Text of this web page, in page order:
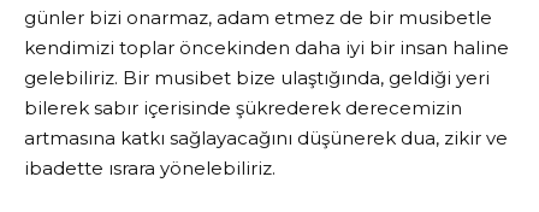
günler bizi onarmaz, adam etmez de bir musibetle
kendimizi toplar öncekinden daha iyi bir insan haline
gelebiliriz. Bir musibet bize ulaştığında, geldiği yeri
bilerek sabır içerisinde şükrederek derecemizin
artmasına katkı sağlayacağını düşünerek dua, zikir ve
ibadette ısrara yönelebiliriz.